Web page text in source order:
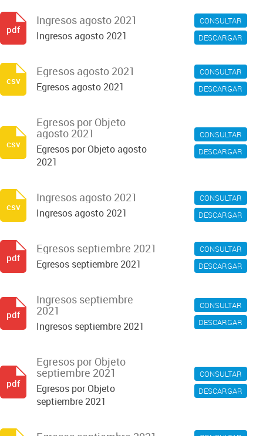
CONSULTAR
DESCARGAR
Ingresos agosto 2021
Ingresos agosto 2021
pdf
CONSULTAR
DESCARGAR
Egresos agosto 2021
Egresos agosto 2021
csv
CONSULTAR
DESCARGAR
Egresos por Objeto
agosto 2021
Egresos por Objeto agosto
2021
csv
CONSULTAR
DESCARGAR
Ingresos agosto 2021
Ingresos agosto 2021
csv
CONSULTAR
DESCARGAR
Egresos septiembre 2021
Egresos septiembre 2021
pdf
CONSULTAR
DESCARGAR
Ingresos septiembre
2021
Ingresos septiembre 2021
pdf
CONSULTAR
DESCARGAR
Egresos por Objeto
septiembre 2021
Egresos por Objeto
septiembre 2021
pdf